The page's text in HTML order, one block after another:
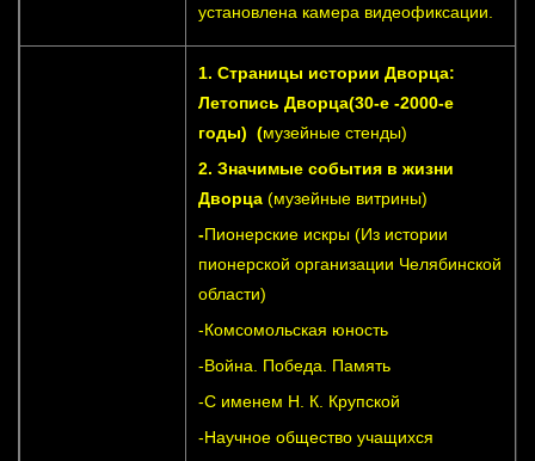
установлена камера видеофиксации.
1. Страницы истории Дворца:
Летопись Дворца(30-е -2000-е
годы) (музейные стенды)
2. Значимые события в жизни
Дворца (музейные витрины)
-Пионерские искры (Из истории
пионерской организации Челябинской
области)
-Комсомольская юность
-Война. Победа. Память
-С именем Н. К. Крупской
-Научное общество учащихся